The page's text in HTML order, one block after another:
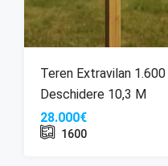
Teren Extravilan
Deschidere 10,3 M
28.000€
1600